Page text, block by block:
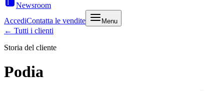
Newsroom
AccediContatta le vendite Menu
← Tutti i clienti
Storia del cliente
Podia